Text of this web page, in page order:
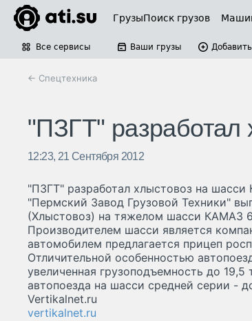
ГрузыПоиск грузов
Все сервисы Ваши грузы
← Спецтехника
"ПЗГТ"
12:23, 21 Сентября 2012
"ПЗГТ" разработал хлыстовоз на
"Пермский Завод Грузовой Техники"
(Хлыстовоз) на тяжелом шасси КАМАЗ
Производителем шасси является
автомобилем предлагается прицеп
Отличительной особенностью
увеличенная грузоподъемность до
автопоезда на шасси средней серии -
Vertikalnet.ru
vertikalnet.ru